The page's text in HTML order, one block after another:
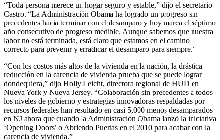
“Toda persona merece un hogar seguro y estable,” dijo el secretario
Castro. “La Administración Obama ha logrado un progreso sin
precedentes hacia terminar con el desamparo y hoy marca el séptimo
año consecutivo de progreso medible. Aunque sabemos que nuestra
labor no está terminada, está claro que estamos en el camino
correcto para prevenir y erradicar el desamparo para siempre.”
“Con los costos más altos de la vivienda en la nación, la drástica
reducción en la carencia de vivienda prueba que se puede lograr
dondequiera,” dijo Holly Leicht, directora regional de HUD en
Nueva York y Nueva Jersey. “Colaboración sin precedentes a todos
los niveles de gobierno y estrategias innovadoras respaldadas por
recursos federales han resultado en casi 5,000 menos desamparados
en NJ ahora que cuando la Administración Obama lanzó la iniciativa
‘Opening Doors’ o Abriendo Puertas en el 2010 para acabar con la
carencia de vivienda.”